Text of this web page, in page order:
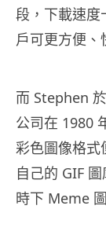
段，下載速度
戶可更方便、
而 Stephen
公司在 1980
彩色圖像格式
自己的 GIF
時下 Meme